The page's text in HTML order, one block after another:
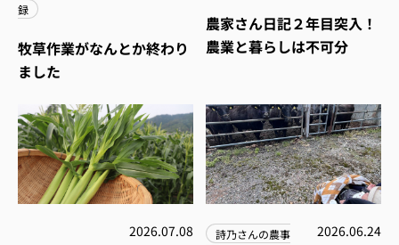
録
牧草作業がなんとか終わり
ました
農家さん日記２年目突入！
農業と暮らしは不可分
2026.07.08
詩乃さんの農事
2026.06.24